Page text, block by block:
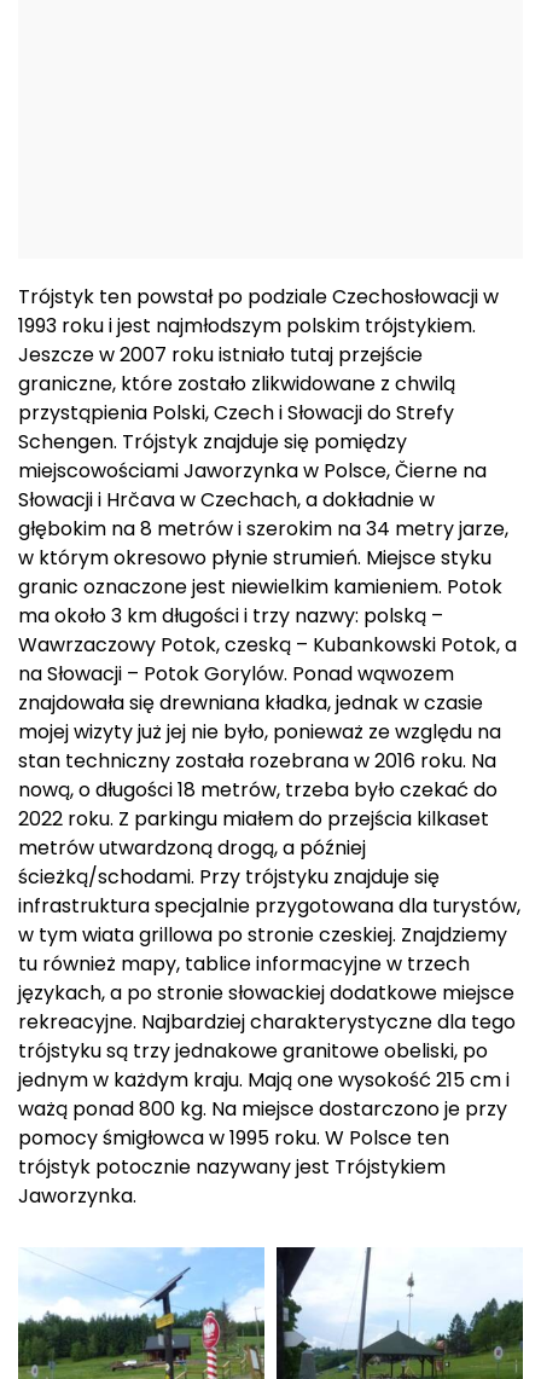
Trójstyk ten powstał po podziale Czechosłowacji w
1993 roku i jest najmłodszym polskim trójstykiem.
Jeszcze w 2007 roku istniało tutaj przejście
graniczne, które zostało zlikwidowane z chwilą
przystąpienia Polski, Czech i Słowacji do Strefy
Schengen. Trójstyk znajduje się pomiędzy
miejscowościami Jaworzynka w Polsce, Čierne na
Słowacji i Hrčava w Czechach, a dokładnie w
głębokim na 8 metrów i szerokim na 34 metry jarze,
w którym okresowo płynie strumień. Miejsce styku
granic oznaczone jest niewielkim kamieniem. Potok
ma około 3 km długości i trzy nazwy: polską –
Wawrzaczowy Potok, czeską – Kubankowski Potok, a
na Słowacji – Potok Gorylów. Ponad wąwozem
znajdowała się drewniana kładka, jednak w czasie
mojej wizyty już jej nie było, ponieważ ze względu na
stan techniczny została rozebrana w 2016 roku. Na
nową, o długości 18 metrów, trzeba było czekać do
2022 roku. Z parkingu miałem do przejścia kilkaset
metrów utwardzoną drogą, a później
ścieżką/schodami. Przy trójstyku znajduje się
infrastruktura specjalnie przygotowana dla turystów,
w tym wiata grillowa po stronie czeskiej. Znajdziemy
tu również mapy, tablice informacyjne w trzech
językach, a po stronie słowackiej dodatkowe miejsce
rekreacyjne. Najbardziej charakterystyczne dla tego
trójstyku są trzy jednakowe granitowe obeliski, po
jednym w każdym kraju. Mają one wysokość 215 cm i
ważą ponad 800 kg. Na miejsce dostarczono je przy
pomocy śmigłowca w 1995 roku. W Polsce ten
trójstyk potocznie nazywany jest Trójstykiem
Jaworzynka.